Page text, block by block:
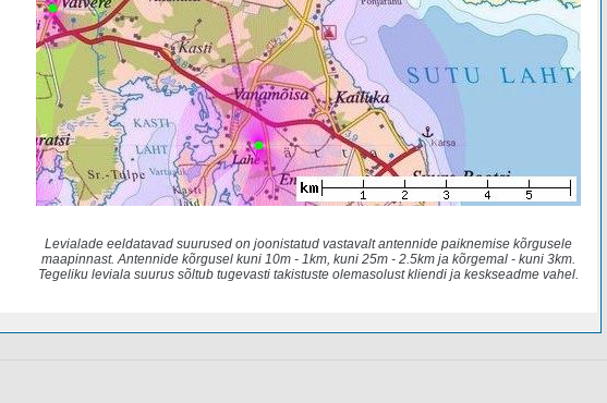
Levialade eeldatavad suurused on joonistatud vastavalt antennide paiknemise kõrgusele
maapinnast. Antennide kõrgusel kuni 10m - 1km, kuni 25m - 2.5km ja kõrgemal - kuni 3km.
Tegeliku leviala suurus sõltub tugevasti takistuste olemasolust kliendi ja keskseadme vahel.